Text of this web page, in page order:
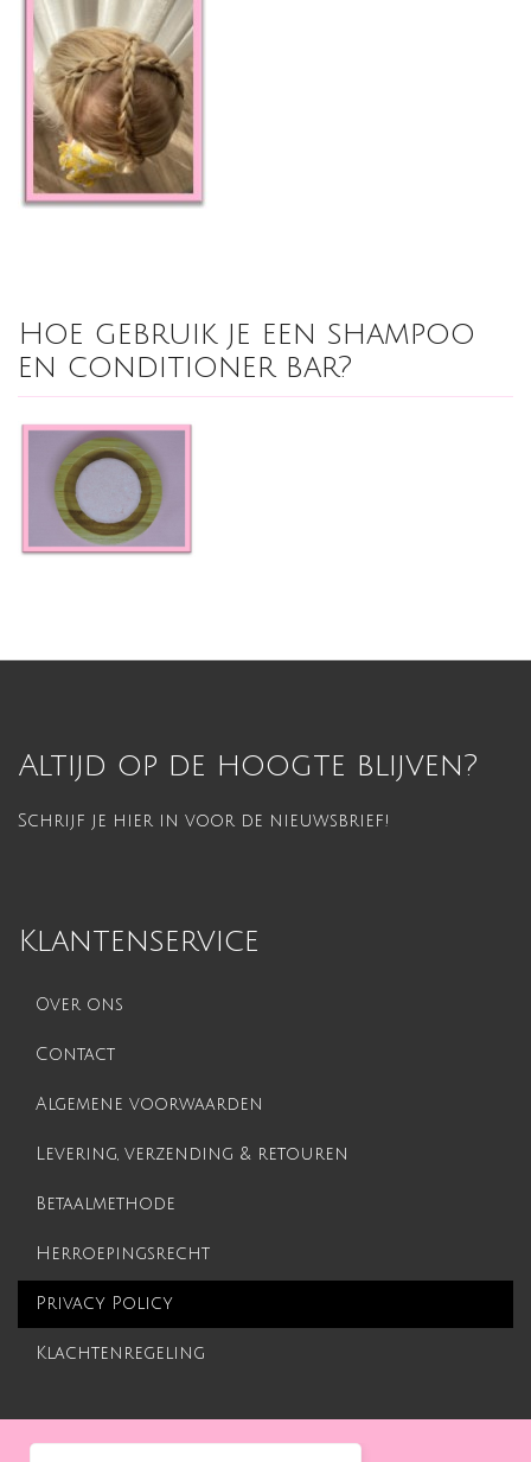
Hoe gebruik je een shampoo
en conditioner bar?
Altijd op de hoogte blijven?
Schrijf je hier in voor de nieuwsbrief!
Klantenservice
Over ons
Contact
Algemene voorwaarden
Levering, verzending & retouren
Betaalmethode
Herroepingsrecht
Privacy Policy
Klachtenregeling